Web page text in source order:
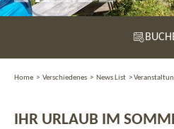
Home > Verschiedenes > News List >
IHR URLAUB IM